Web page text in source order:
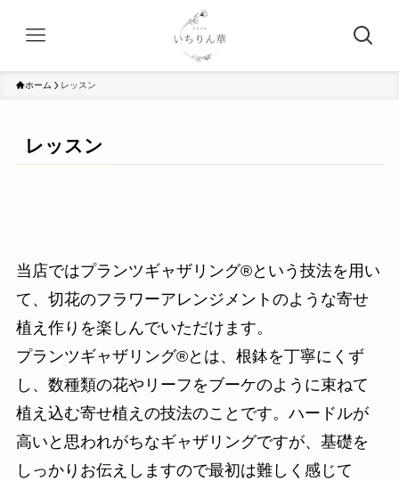
ホーム レッスン
レッスン
当店ではプランツギャザリング®という技法を用い
て、切花のフラワーアレンジメントのような寄せ
植え作りを楽しんでいただけます。
プランツギャザリング®とは、根鉢を丁寧にくず
し、数種類の花やリーフをブーケのように束ねて
植え込む寄せ植えの技法のことです。ハードルが
高いと思われがちなギャザリングですが、基礎を
しっかりお伝えしますので最初は難しく感じて